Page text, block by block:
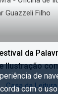
da
Ilustração
Filho
Casa da
de
com o